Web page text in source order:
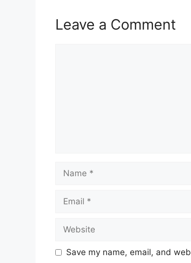
Leave a Comment
Name
Email
Website
Save my name, email, and